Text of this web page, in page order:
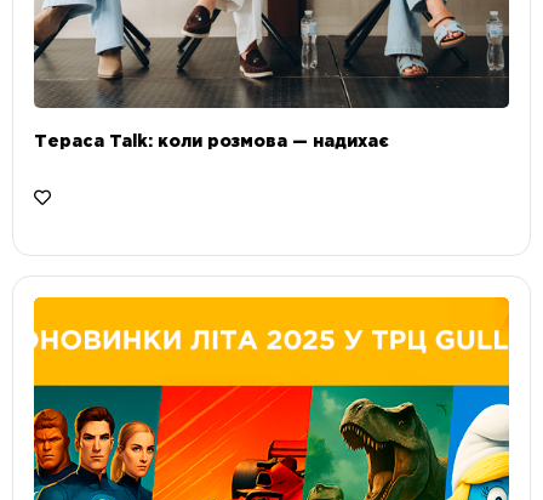
Тераса Talk: коли розмова — надихає